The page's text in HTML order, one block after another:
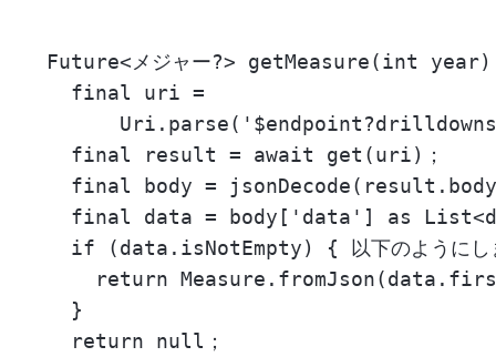
Future<メジャー?> getMeasure(int
    final uri =
    final result = await get(uri)；
final body =
final data = body['data'] as
if (data.isNotEmpty) { 以下のようにし
return
    }
    return null；